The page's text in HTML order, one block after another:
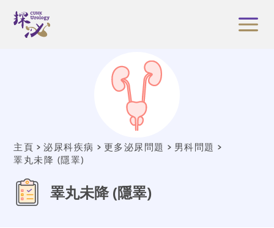
主頁 泌尿科疾病 更多泌尿問題
男科問題
睪丸未降 (隱睪)
睪丸未降 (隱睪)